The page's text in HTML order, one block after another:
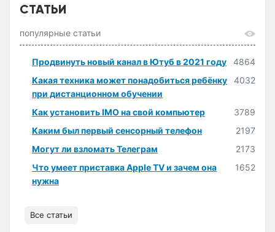
СТАТЬИ
популярные статьи
Продвинуть новый канал в Ютуб в 2021 году
4864
Какая техника может понадобиться ребёнку
при дистанционном обучении
4032
Как установить IMO на свой компьютер
3789
Каким был первый сенсорный телефон
2197
Могут ли взломать Телеграм
2173
Что умеет приставка Apple TV и зачем она
нужна
1652
Все статьи